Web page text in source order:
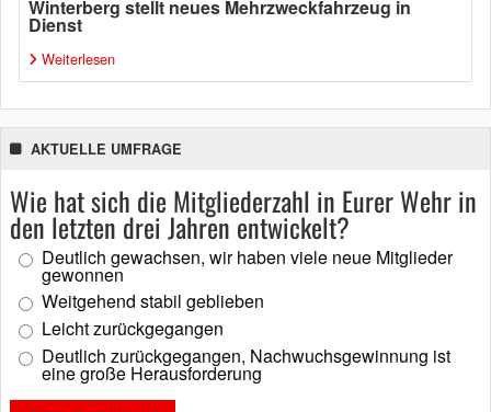
Winterberg stellt neues Mehrzweckfahrzeug in
Dienst
Weiterlesen
AKTUELLE UMFRAGE
Wie hat sich die Mitgliederzahl in Eurer Wehr in
den letzten drei Jahren entwickelt?
Deutlich gewachsen, wir haben viele neue Mitglieder
gewonnen
Weitgehend stabil geblieben
Leicht zurückgegangen
Deutlich zurückgegangen, Nachwuchsgewinnung ist
eine große Herausforderung